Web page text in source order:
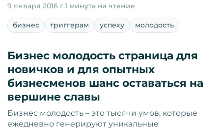
9 января 2016 г.1 минута на чтение
бизнес триггерам успеху молодость
Бизнес молодость страница для
новичков и для опытных
бизнесменов шанс оставаться на
вершине славы
Бизнес молодость – это тысячи умов, которые
ежедневно генерируют уникальные